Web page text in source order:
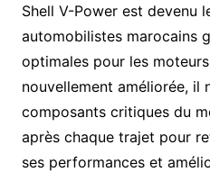
Shell V-Power est devenu
automobilistes marocains
optimales pour les
nouvellement améliorée, il
composants critiques du
après chaque trajet pour
ses performances et